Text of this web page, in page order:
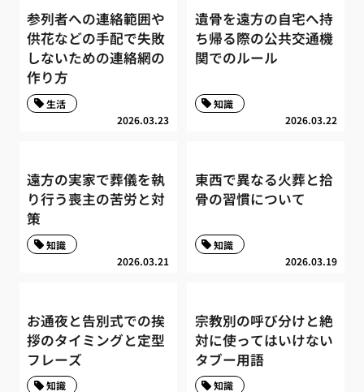
参列者への連絡範囲や
供花などの手配で失敗
しないための連絡網の
作り方
2026.03.23
生活
遺骨を遠方の自宅へ持
ち帰る際の公共交通機
関でのルール
2026.03.22
知識
遠方の実家で葬儀を執
り行う喪主の苦労と対
策
2026.03.21
知識
東西で異なる火葬と拾
骨の習慣について
2026.03.19
知識
お通夜と告別式での挨
拶のタイミングと定型
フレーズ
知識
宗教別の呼び分けと絶
対に使ってはいけない
タブー用語
知識